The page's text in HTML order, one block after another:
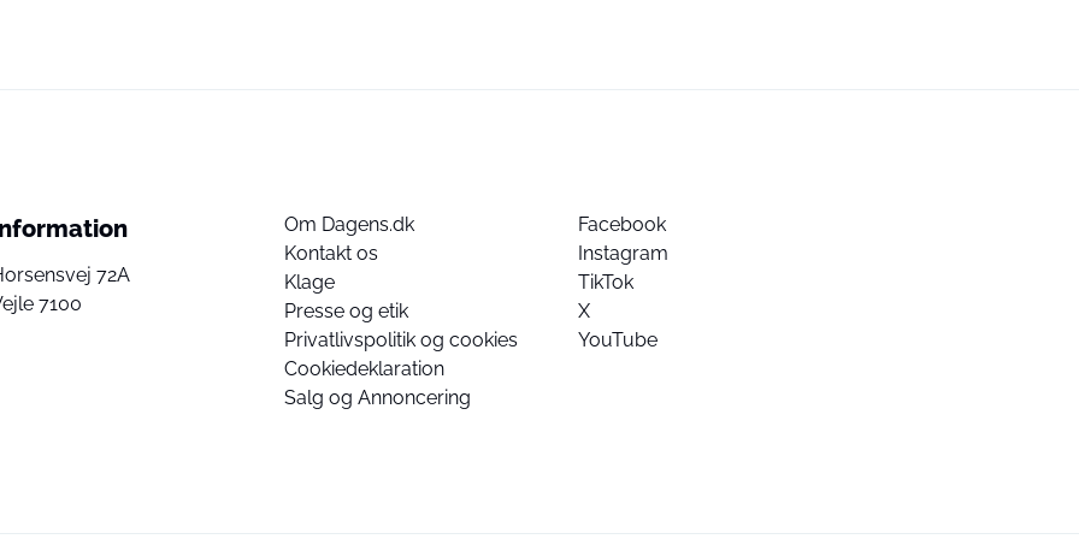
72A
7100
Om Dagens.dk
Kontakt os
Klage
Presse og etik
Privatlivspolitik og cookies
Cookiedeklaration
Salg og Annoncering
Facebook
Instagram
TikTok
X
YouTube